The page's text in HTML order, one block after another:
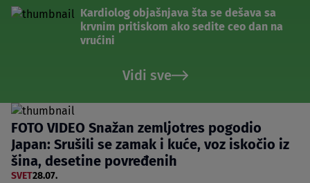
Kardiolog objašnjava šta se dešava sa
krvnim pritiskom ako sedite ceo dan na
vrućini
Vidi sve
FOTO VIDEO Snažan zemljotres pogodio
Japan: Srušili se zamak i kuće, voz iskočio iz
šina, desetine povređenih
SVET28.07.